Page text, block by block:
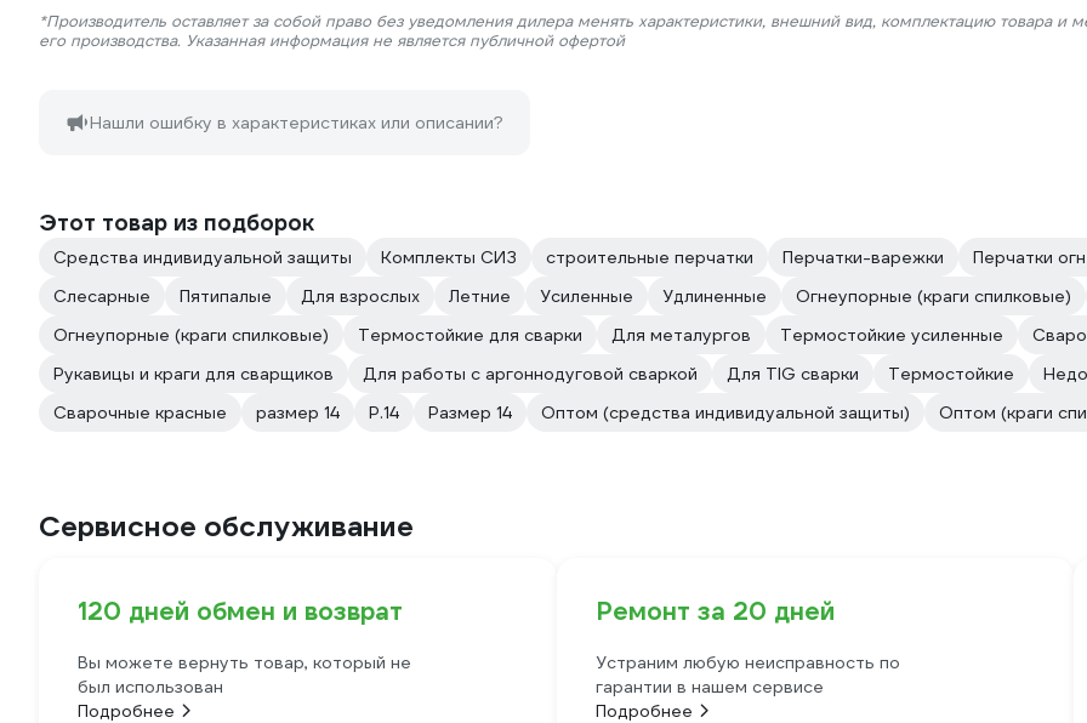
*Производитель оставляет за собой право без уведомления дилера менять характеристики, внешний вид, комплектацию товара и
его производства. Указанная информация не является публичной офертой
Нашли ошибку в характеристиках или описании?
Этот товар из подборок
Средства индивидуальной защиты Комплекты СИЗ строительные перчатки Перчатки-варежки
Перчатки
Слесарные
Пятипалые Для взрослых Летние Усиленные Удлиненные
Огнеупорные (краги спилковые)
Огнеупорные (краги спилковые)
Термостойкие для сварки Для металургов Термостойкие усиленные
Рукавицы и краги для сварщиков
Для работы с аргоннодуговой сваркой Для TIG сварки Термостойкие
Сварочные красные
размер 14 Р.14 Размер 14 Оптом (средства индивидуальной защиты) Оптом (краги
Сервисное обслуживание
120 дней обмен и возврат
Вы можете вернуть товар, который не
был использован
Подробнее
Ремонт за 20 дней
Устраним любую неисправность по
гарантии в нашем сервисе
Подробнее